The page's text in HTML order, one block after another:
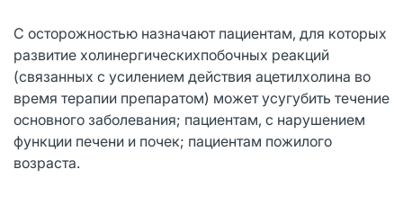
С осторожностью назначают пациентам, для которых
развитие холинергическихпобочных реакций
(связанных с усилением действия ацетилхолина во
время терапии препаратом) может усугубить течение
основного заболевания; пациентам, с нарушением
функции печени и почек; пациентам пожилого
возраста.